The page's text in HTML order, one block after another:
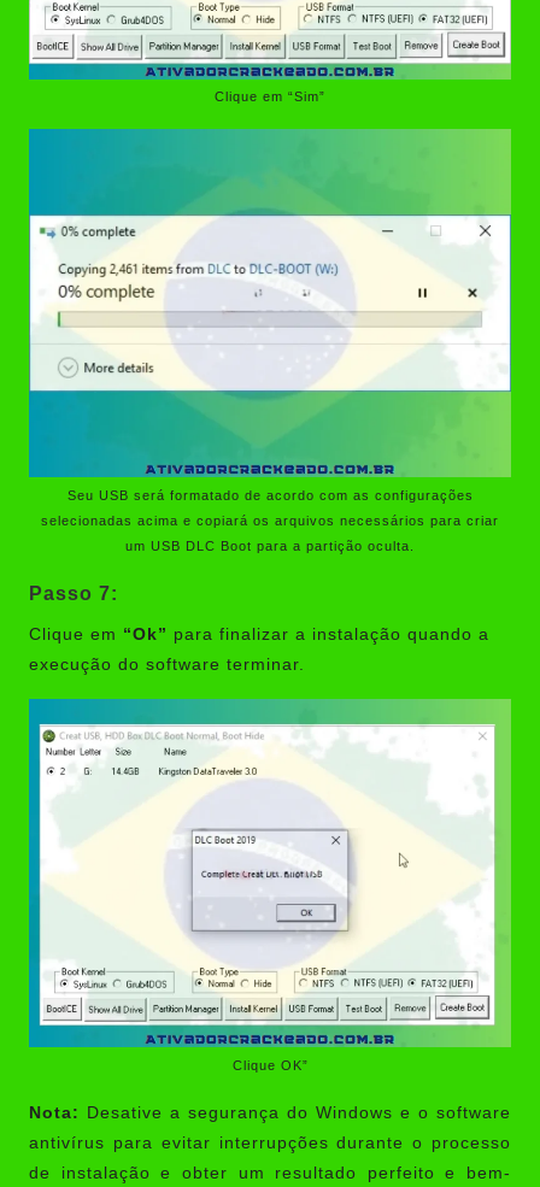
Clique em “Sim”
Seu USB será formatado de acordo com as configurações
selecionadas acima e copiará os arquivos necessários para criar
um USB DLC Boot para a partição oculta.
Passo 7:
Clique em “Ok” para finalizar a instalação quando a
execução do software terminar.
Clique OK”
Nota:
Desative a segurança do Windows e o software
antivírus para evitar interrupções durante o processo
de instalação e obter um resultado perfeito e bem-